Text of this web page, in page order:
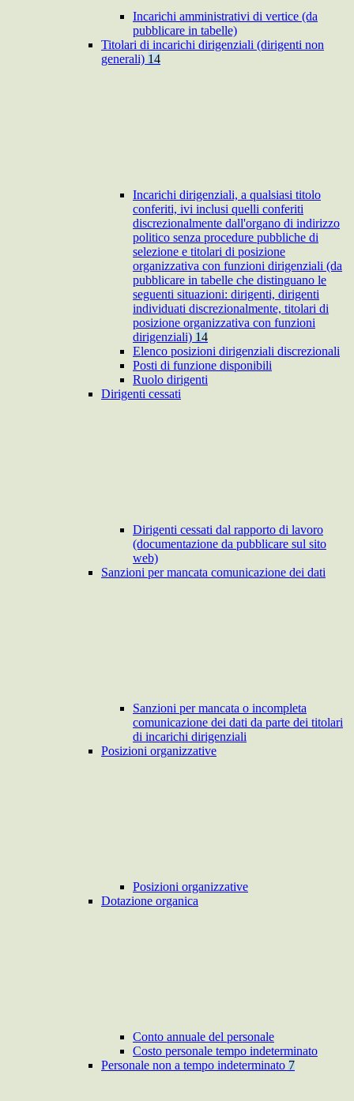
Incarichi amministrativi di vertice (da
pubblicare in tabelle)
Titolari di incarichi dirigenziali (dirigenti non
generali) 14
Incarichi dirigenziali, a qualsiasi titolo
conferiti, ivi inclusi quelli conferiti
discrezionalmente dall'organo di indirizzo
politico senza procedure pubbliche di
selezione e titolari di posizione
organizzativa con funzioni dirigenziali (da
pubblicare in tabelle che distinguano le
seguenti situazioni: dirigenti, dirigenti
individuati discrezionalmente, titolari di
posizione organizzativa con funzioni
dirigenziali) 14
Elenco posizioni dirigenziali discrezionali
Posti di funzione disponibili
Ruolo dirigenti
Dirigenti cessati
Dirigenti cessati dal rapporto di lavoro
(documentazione da pubblicare sul sito
web)
Sanzioni per mancata comunicazione dei dati
Sanzioni per mancata o incompleta
comunicazione dei dati da parte dei titolari
di incarichi dirigenziali
Posizioni organizzative
Posizioni organizzative
Dotazione organica
Conto annuale del personale
Costo personale tempo indeterminato
Personale non a tempo indeterminato 7